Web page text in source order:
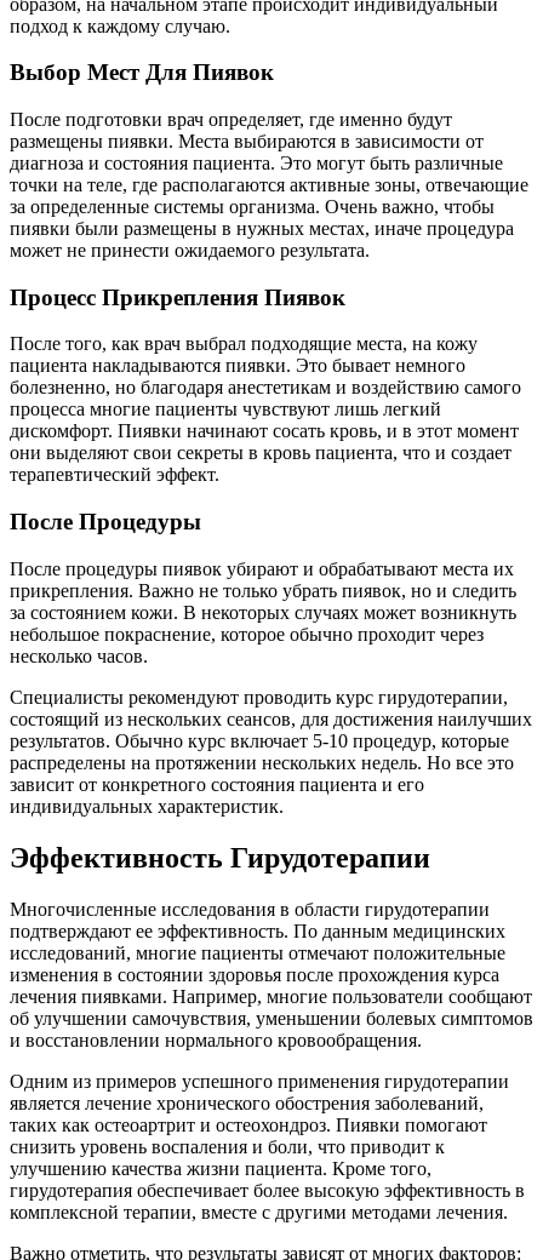
подход к каждому случаю.
Выбор Мест Для Пиявок
После подготовки врач определяет, где именно будут
размещены пиявки. Места выбираются в зависимости от
диагноза и состояния пациента. Это могут быть различные
точки на теле, где располагаются активные зоны, отвечающие
за определенные системы организма. Очень важно, чтобы
пиявки были размещены в нужных местах, иначе процедура
может не принести ожидаемого результата.
Процесс Прикрепления Пиявок
После того, как врач выбрал подходящие места, на кожу
пациента накладываются пиявки. Это бывает немного
болезненно, но благодаря анестетикам и воздействию самого
процесса многие пациенты чувствуют лишь легкий
дискомфорт. Пиявки начинают сосать кровь, и в этот момент
они выделяют свои секреты в кровь пациента, что и создает
терапевтический эффект.
После Процедуры
После процедуры пиявок убирают и обрабатывают места их
прикрепления. Важно не только убрать пиявок, но и следить
за состоянием кожи. В некоторых случаях может возникнуть
небольшое покраснение, которое обычно проходит через
несколько часов.
Специалисты рекомендуют проводить курс гирудотерапии,
состоящий из нескольких сеансов, для достижения наилучших
результатов. Обычно курс включает 5-10 процедур, которые
распределены на протяжении нескольких недель. Но все это
зависит от конкретного состояния пациента и его
индивидуальных характеристик.
Эффективность Гирудотерапии
Многочисленные исследования в области гирудотерапии
подтверждают ее эффективность. По данным медицинских
исследований, многие пациенты отмечают положительные
изменения в состоянии здоровья после прохождения курса
лечения пиявками. Например, многие пользователи сообщают
об улучшении самочувствия, уменьшении болевых симптомов
и восстановлении нормального кровообращения.
Одним из примеров успешного применения гирудотерапии
является лечение хронического обострения заболеваний,
таких как остеоартрит и остеохондроз. Пиявки помогают
снизить уровень воспаления и боли, что приводит к
улучшению качества жизни пациента. Кроме того,
гирудотерапия обеспечивает более высокую эффективность в
комплексной терапии, вместе с другими методами лечения.
Важно отметить, что результаты зависят от многих факторов: